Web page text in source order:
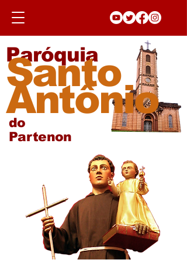
Paróquia
Santo
Antônio
do
Partenon